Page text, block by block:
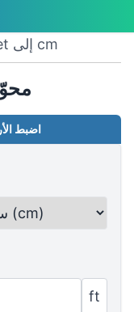
تحويل feet إلى cm
اضبط
ft